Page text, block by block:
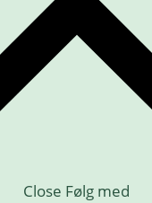
Close Følg med